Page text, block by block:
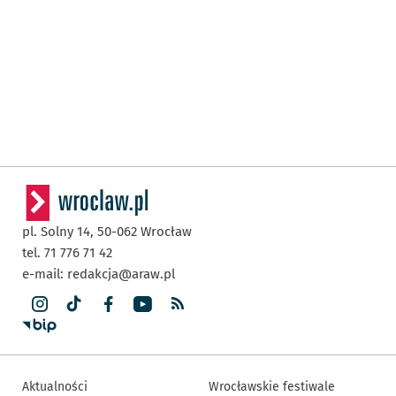
pl. Solny 14, 50-062 Wrocław
tel. 71 776 71 42
e-mail: redakcja@araw.pl
Aktualności Wrocławskie festiwale